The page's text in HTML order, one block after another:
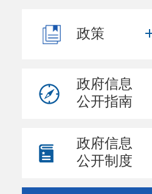
政策
政府信息
公开指南
政府信息
公开制度